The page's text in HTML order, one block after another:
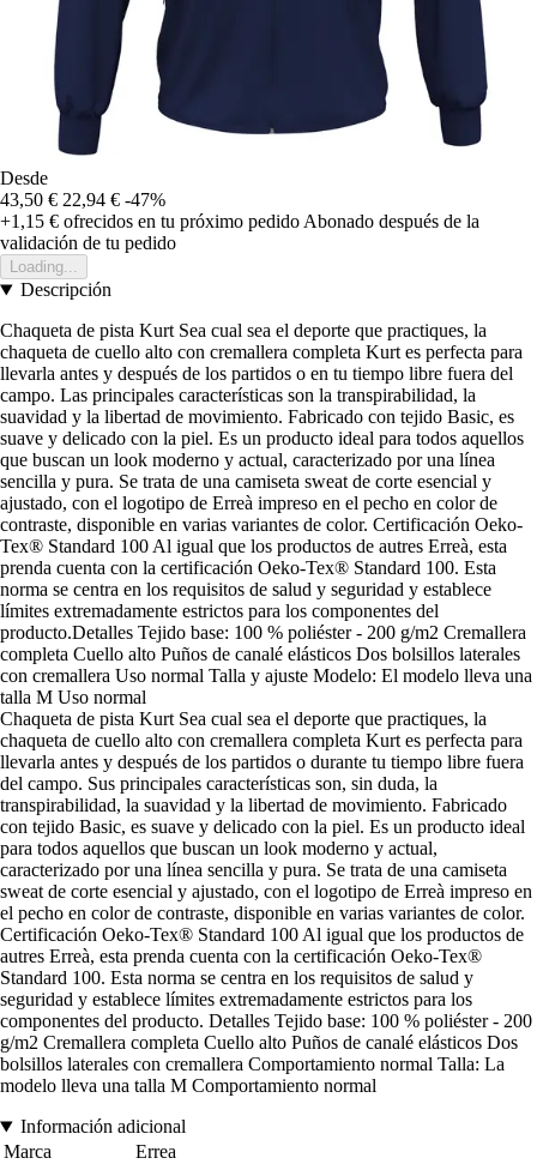
Desde
43,50 € 22,94 € -47%
+1,15 € ofrecidos en tu próximo pedido Abonado después de la
validación de tu pedido
Loading...
Descripción
Chaqueta de pista Kurt Sea cual sea el deporte que practiques, la
chaqueta de cuello alto con cremallera completa Kurt es perfecta para
llevarla antes y después de los partidos o en tu tiempo libre fuera del
campo. Las principales características son la transpirabilidad, la
suavidad y la libertad de movimiento. Fabricado con tejido Basic, es
suave y delicado con la piel. Es un producto ideal para todos aquellos
que buscan un look moderno y actual, caracterizado por una línea
sencilla y pura. Se trata de una camiseta sweat de corte esencial y
ajustado, con el logotipo de Erreà impreso en el pecho en color de
contraste, disponible en varias variantes de color. Certificación Oeko-
Tex® Standard 100 Al igual que los productos de autres Erreà, esta
prenda cuenta con la certificación Oeko-Tex® Standard 100. Esta
norma se centra en los requisitos de salud y seguridad y establece
límites extremadamente estrictos para los componentes del
producto.Detalles Tejido base: 100 % poliéster - 200 g/m2 Cremallera
completa Cuello alto Puños de canalé elásticos Dos bolsillos laterales
con cremallera Uso normal Talla y ajuste Modelo: El modelo lleva una
talla M Uso normal
Chaqueta de pista Kurt Sea cual sea el deporte que practiques, la
chaqueta de cuello alto con cremallera completa Kurt es perfecta para
llevarla antes y después de los partidos o durante tu tiempo libre fuera
del campo. Sus principales características son, sin duda, la
transpirabilidad, la suavidad y la libertad de movimiento. Fabricado
con tejido Basic, es suave y delicado con la piel. Es un producto ideal
para todos aquellos que buscan un look moderno y actual,
caracterizado por una línea sencilla y pura. Se trata de una camiseta
sweat de corte esencial y ajustado, con el logotipo de Erreà impreso en
el pecho en color de contraste, disponible en varias variantes de color.
Certificación Oeko-Tex® Standard 100 Al igual que los productos de
autres Erreà, esta prenda cuenta con la certificación Oeko-Tex®
Standard 100. Esta norma se centra en los requisitos de salud y
seguridad y establece límites extremadamente estrictos para los
componentes del producto. Detalles Tejido base: 100 % poliéster - 200
g/m2 Cremallera completa Cuello alto Puños de canalé elásticos Dos
bolsillos laterales con cremallera Comportamiento normal Talla: La
modelo lleva una talla M Comportamiento normal
Información adicional
Marca
Errea